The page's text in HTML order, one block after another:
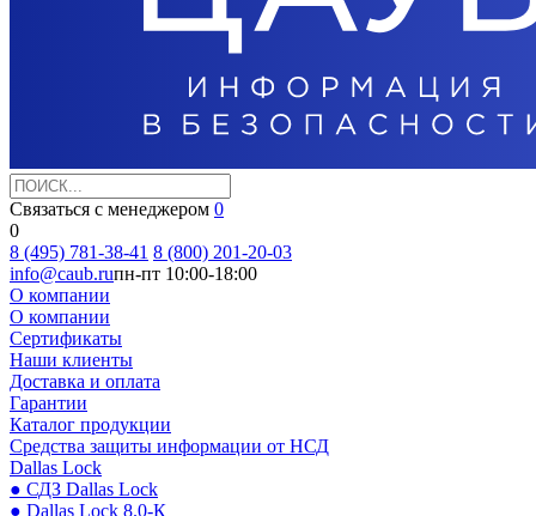
Связаться с менеджером 0
0
8 (495) 781-38-41 8 (800) 201-20-03
info@caub.ruпн-пт 10:00-18:00
О компании
О компании
Сертификаты
Наши клиенты
Доставка и оплата
Гарантии
Каталог продукции
Средства защиты информации от НСД
Dallas Lock
● СДЗ Dallas Lock
● Dallas Lock 8.0-К